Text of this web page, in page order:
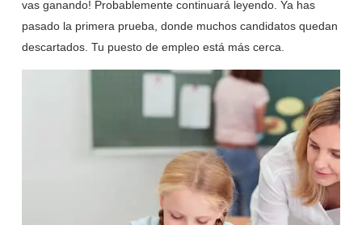
vas ganando! Probablemente continuará leyendo. Ya has
pasado la primera prueba, donde muchos candidatos quedan
descartados. Tu puesto de empleo está más cerca.